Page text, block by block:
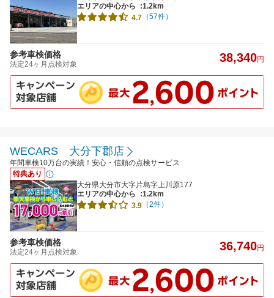
エリアの中心から
:1.2km
4.7 （57件）
参考車検価格
法定24ヶ月点検対象 38,340円
WECARS 大分下郡店
年間車検10万台の実績！安心・信頼の点検サービス
特典あり
大分県大分市大字片島字上川原177
エリアの中心から
:1.2km
3.9 （2件）
参考車検価格
法定24ヶ月点検対象 36,740円